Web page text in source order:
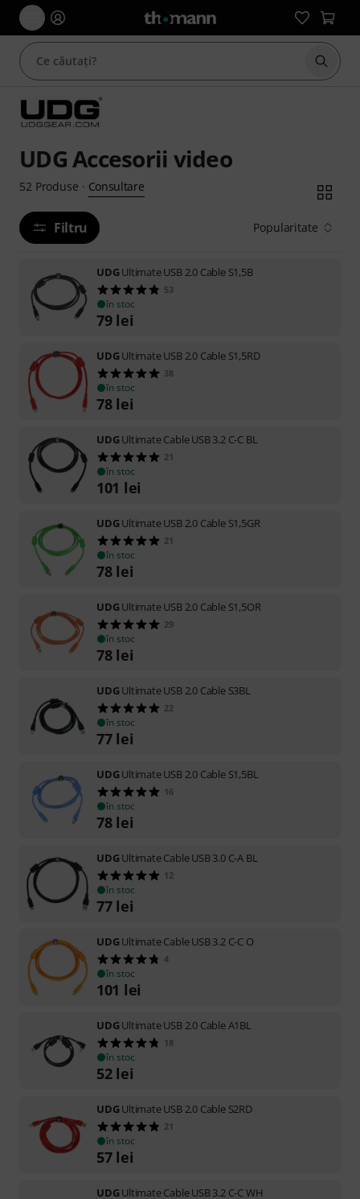
UDG Accesorii video
52 Produse · Consultare
Filtru Popularitate
UDGUltimate USB 2.0 Cable S1,5B
53
în stoc
79 lei
UDGUltimate USB 2.0 Cable S1,5RD
38
în stoc
78 lei
UDGUltimate Cable USB 3.2 C-C BL
21
în stoc
101 lei
UDGUltimate USB 2.0 Cable S1,5GR
21
în stoc
78 lei
UDGUltimate USB 2.0 Cable S1,5OR
29
în stoc
78 lei
UDGUltimate USB 2.0 Cable S3BL
22
în stoc
77 lei
UDGUltimate USB 2.0 Cable S1,5BL
16
în stoc
78 lei
UDGUltimate Cable USB 3.0 C-A BL
12
în stoc
77 lei
UDGUltimate Cable USB 3.2 C-C O
4
în stoc
101 lei
UDGUltimate USB 2.0 Cable A1BL
18
în stoc
52 lei
UDGUltimate USB 2.0 Cable S2RD
21
în stoc
57 lei
UDGUltimate Cable USB 3.2 C-C WH